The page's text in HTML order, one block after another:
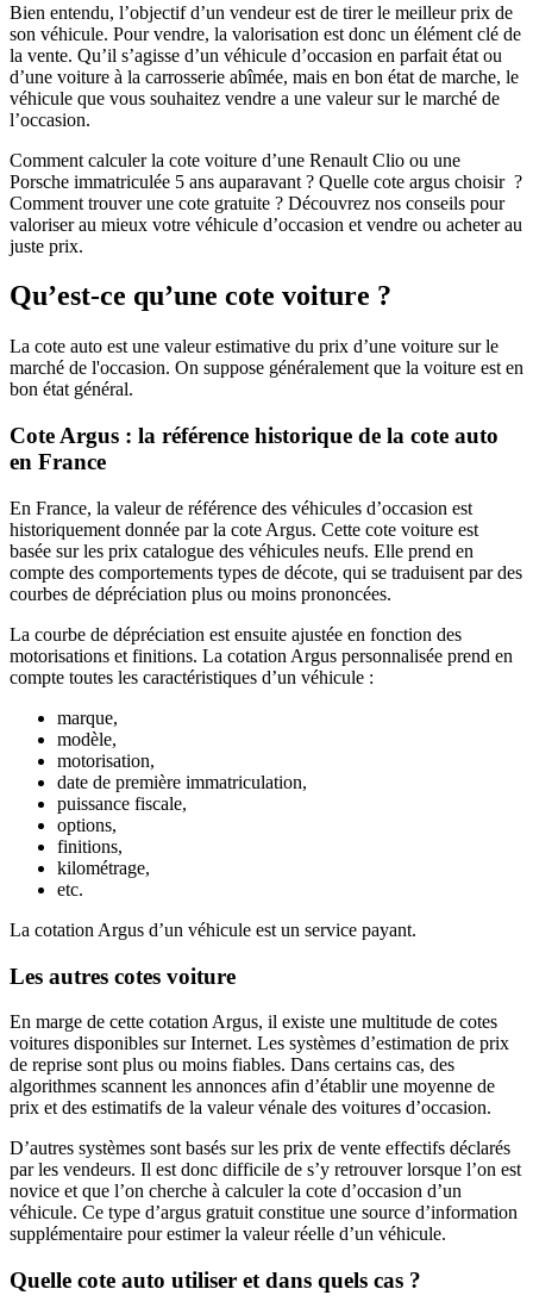
Bien entendu, l’objectif d’un vendeur est de tirer le meilleur prix de
son véhicule. Pour vendre, la valorisation est donc un élément clé de
la vente. Qu’il s’agisse d’un véhicule d’occasion en parfait état ou
d’une voiture à la carrosserie abîmée, mais en bon état de marche, le
véhicule que vous souhaitez vendre a une valeur sur le marché de
l’occasion.
Comment calculer la cote voiture d’une Renault Clio ou une
Porsche immatriculée 5 ans auparavant ? Quelle cote argus choisir ?
Comment trouver une cote gratuite ? Découvrez nos conseils pour
valoriser au mieux votre véhicule d’occasion et vendre ou acheter au
juste prix.
Qu’est-ce qu’une cote voiture ?
La cote auto est une valeur estimative du prix d’une voiture sur le
marché de l'occasion. On suppose généralement que la voiture est en
bon état général.
Cote Argus : la référence historique de la cote auto
en France
En France, la valeur de référence des véhicules d’occasion est
historiquement donnée par la cote Argus. Cette cote voiture est
basée sur les prix catalogue des véhicules neufs. Elle prend en
compte des comportements types de décote, qui se traduisent par des
courbes de dépréciation plus ou moins prononcées.
La courbe de dépréciation est ensuite ajustée en fonction des
motorisations et finitions. La cotation Argus personnalisée prend en
compte toutes les caractéristiques d’un véhicule :
marque,
modèle,
motorisation,
date de première immatriculation,
puissance fiscale,
options,
finitions,
kilométrage,
etc.
La cotation Argus d’un véhicule est un service payant.
Les autres cotes voiture
En marge de cette cotation Argus, il existe une multitude de cotes
voitures disponibles sur Internet. Les systèmes d’estimation de prix
de reprise sont plus ou moins fiables. Dans certains cas, des
algorithmes scannent les annonces afin d’établir une moyenne de
prix et des estimatifs de la valeur vénale des voitures d’occasion.
D’autres systèmes sont basés sur les prix de vente effectifs déclarés
par les vendeurs. Il est donc difficile de s’y retrouver lorsque l’on est
novice et que l’on cherche à calculer la cote d’occasion d’un
véhicule. Ce type d’argus gratuit constitue une source d’information
supplémentaire pour estimer la valeur réelle d’un véhicule.
Quelle cote auto utiliser et dans quels cas ?